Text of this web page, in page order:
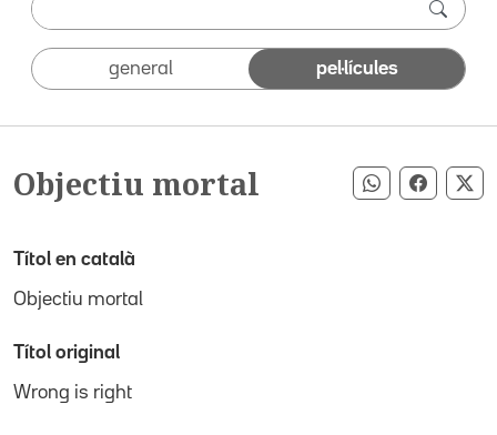
general pel·lícules
Objectiu mortal Compartir
Títol en català
Objectiu mortal
Títol original
Wrong is right